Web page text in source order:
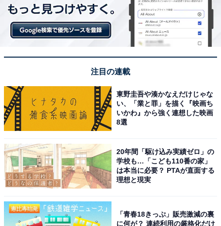
注目の連載
東野圭吾や湊かなえだけじゃな
い、「業と罪」を描く『映画ち
いかわ』から強く連想した映画
8選
20年間「駆け込み実績ゼロ」の
学校も…「こども110番の家」
は本当に必要？ PTAが直面する
理想と現実
「青春18きっぷ」販売激減の裏
に何が？ 連続利用の厳格化だけ